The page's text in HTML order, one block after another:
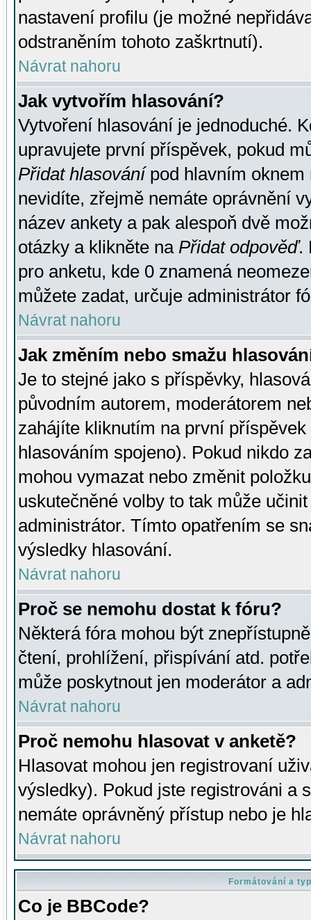
nastavení profilu (je možné
odstraněním tohoto zaškrtnutí).
Návrat nahoru
Jak vytvořím hlasování?
Vytvoření hlasování je jednoduché.
upravujete první příspěvek, pokud
Přidat hlasovánípod hlavním oknem
nevidíte, zřejmě nemáte oprávnění
název ankety a pak alespoň dvě
otázky a klikněte na Přidat odpověď.
pro anketu, kde 0 znamená
můžete zadat, určuje administrátor
Návrat nahoru
Jak změním nebo smažu
Je to stejné jako s příspěvky,
původním autorem, moderátorem
zahájíte kliknutím na první
hlasováním spojeno). Pokud nikdo
mohou vymazat nebo změnit
uskutečněné volby to tak může
administrátor. Tímto opatřením se
výsledky hlasování.
Návrat nahoru
Proč se nemohu dostat k fóru?
Některá fóra mohou být
čtení, prohlížení, přispívání atd.
může poskytnout jen moderátor a
Návrat nahoru
Proč nemohu hlasovat v anketě?
Hlasovat mohou jen registrovaní
výsledky). Pokud jste registrováni a
nemáte oprávněný přístup nebo je
Návrat nahoru
Formátování a
Co je BBCode?